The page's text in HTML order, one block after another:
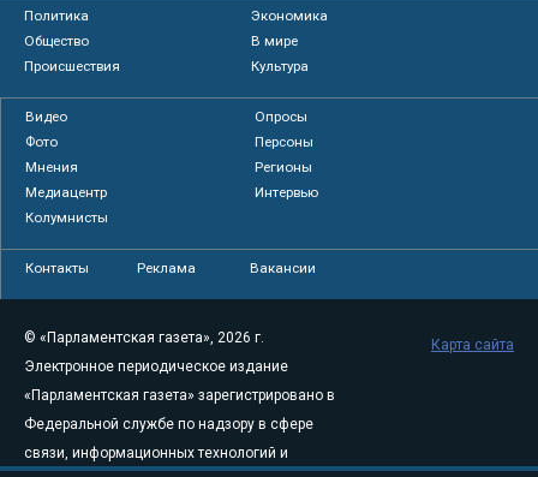
Политика
Экономика
Общество
В мире
Происшествия
Культура
Видео
Опросы
Фото
Персоны
Мнения
Регионы
Медиацентр
Интервью
Колумнисты
Контакты Реклама Вакансии
© «Парламентская газета», 2026 г.
Электронное периодическое издание
«Парламентская газета» зарегистрировано в
Федеральной службе по надзору в сфере
связи, информационных технологий и
Карта сайта